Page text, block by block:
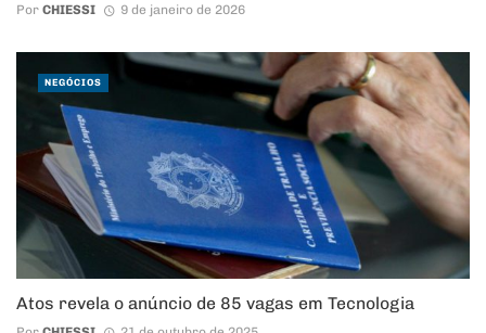
Por CHIESSI 9 de janeiro de 2026
Atos revela o anúncio de 85 vagas em Tecnologia
NEGÓCIOS